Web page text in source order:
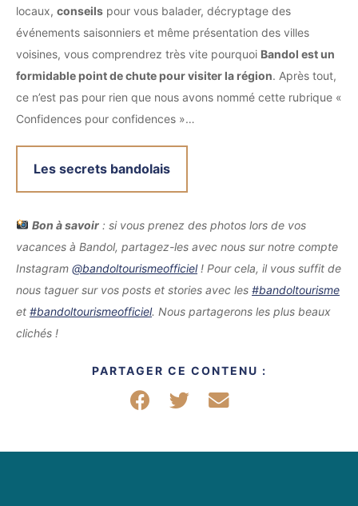
locaux, conseils pour vous balader, décryptage des
événements saisonniers et même présentation des villes
voisines, vous comprendrez très vite pourquoi Bandol est un
formidable point de chute pour visiter la région. Après tout,
ce n’est pas pour rien que nous avons nommé cette rubrique «
Confidences pour confidences »…
Les secrets bandolais
Bon à savoir: si vous prenez des photos lors de vos
vacances à Bandol, partagez-les avec nous sur notre compte
Instagram @bandoltourismeofficiel! Pour cela, il vous suffit de
nous taguer sur vos posts et stories avec les #bandoltourisme
et #bandoltourismeofficiel. Nous partagerons les plus beaux
clichés !
PARTAGER CE CONTENU :
Partager sur Facebook
Partager sur Twitter
Partager par mail